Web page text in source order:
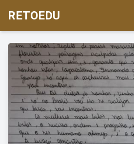
RETOEDU